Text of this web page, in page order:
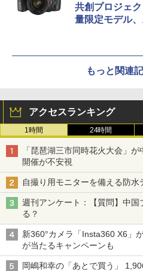
共創プロジェ
量限定モデル
もっと関連
アクセスランキング
1時間 24時間
「琵琶湖三市同時花火大会」
開催が不安視
自撮り用モニターを備える防
週刊アンケート：【質問】中
る？
新360°カメラ「Insta360 X6」
が当たるキャンペーンも
岡嶋和幸の「あとで買う」